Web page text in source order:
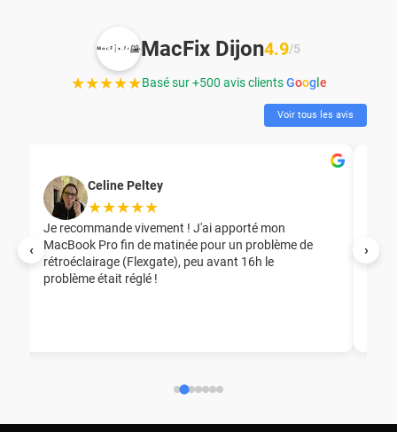
‹ ›
MacFix Dijon4.9/5
★★★★★Basé sur +500 avis clientsGoog e
Voir tous les avis
Celine Peltey
★★★★★
Je recommande vivement ! J'ai apporté mon
MacBook Pro fin de matinée pour un problème de
rétroéclairage (Flexgate), peu avant 16h le
problème était réglé !